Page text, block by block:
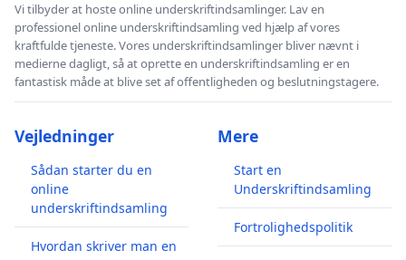
Vi tilbyder at hoste online underskriftindsamlinger. Lav en
professionel online underskriftindsamling ved hjælp af vores
kraftfulde tjeneste. Vores underskriftindsamlinger bliver nævnt i
medierne dagligt, så at oprette en underskriftindsamling er en
fantastisk måde at blive set af offentligheden og beslutningstagere.
Vejledninger
Sådan starter du en
online
underskriftindsamling
Hvordan skriver man en
Mere
Start en
Underskriftindsamling
Fortrolighedspolitik